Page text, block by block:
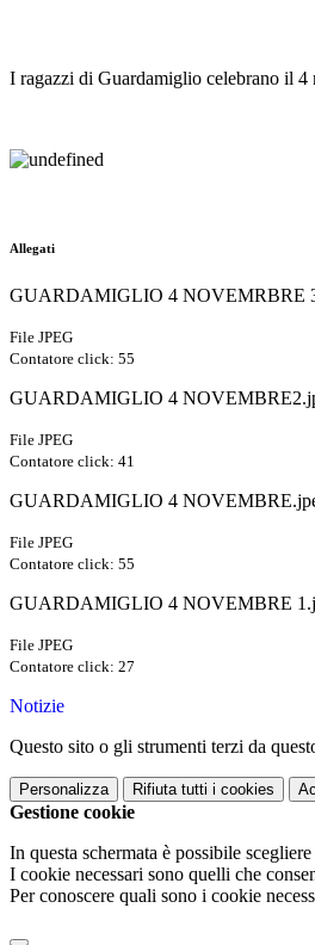
I ragazzi di Guardamiglio celebrano il 4
Allegati
GUARDAMIGLIO 4 NOVEMRBRE
File JPEG
Contatore click: 55
GUARDAMIGLIO 4
File JPEG
Contatore click: 41
GUARDAMIGLIO 4
File JPEG
Contatore click: 55
GUARDAMIGLIO 4 NOVEMBRE
File JPEG
Contatore click: 27
Notizie
Questo sito o gli strumenti terzi da
Personalizza Rifiuta tutti i cookies
Gestione cookie
In questa schermata è possibile
I cookie necessari sono quelli che
Per conoscere quali sono i cookie